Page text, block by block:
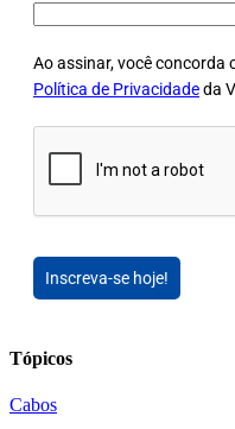
Ao assinar, você concorda
Política de Privacidadeda
Inscreva-se hoje!
Tópicos
Cabos